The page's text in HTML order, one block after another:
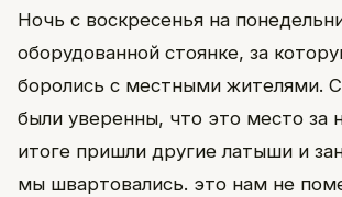
Ночь с воскресенья на
оборудованной стоянке, за
боролись с местными жителями.
были уверенны, что это место за
итоге пришли другие латыши и
мы швартовались. это нам не